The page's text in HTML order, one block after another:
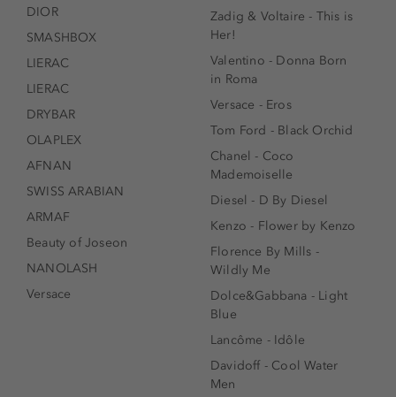
DIOR
SMASHBOX
LIERAC
LIERAC
DRYBAR
OLAPLEX
AFNAN
SWISS ARABIAN
ARMAF
Beauty of Joseon
NANOLASH
Versace
Zadig & Voltaire - This is
Her!
Valentino - Donna Born
in Roma
Versace - Eros
Tom Ford - Black Orchid
Chanel - Coco
Mademoiselle
Diesel - D By Diesel
Kenzo - Flower by Kenzo
Florence By Mills -
Wildly Me
Dolce&Gabbana - Light
Blue
Lancôme - Idôle
Davidoff - Cool Water
Men